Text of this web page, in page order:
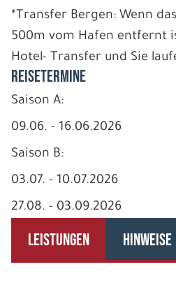
*Transfer Bergen: Wenn
500m vom Hafen entfernt
Hotel- Transfer und Sie
REISETERMINE
Saison A:
09.06. - 16.06.2026
Saison B:
03.07. - 10.07.2026
27.08. - 03.09.2026
LEISTUNGEN HINWEISE